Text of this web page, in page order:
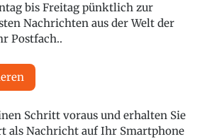
bis Freitag pünktlich zur
Nachrichten aus der Welt der
Postfach..
Schritt voraus und erhalten Sie
als Nachricht auf Ihr Smartphone